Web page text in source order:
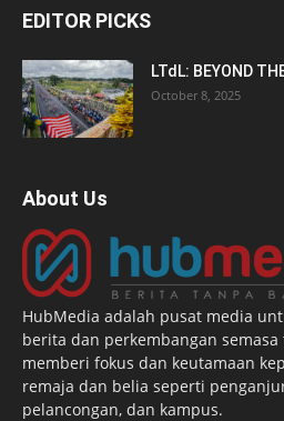
EDITOR PICKS
LTdL: BEYOND
October 8, 2025
About Us
HubMedia adalah pusat media
berita dan perkembangan
memberi fokus dan keutamaan
remaja dan belia seperti
pelancongan, dan kampus.